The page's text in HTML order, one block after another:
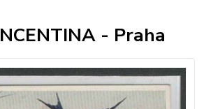
- Praha